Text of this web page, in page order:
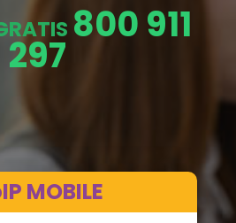
800 911
297
MOBILE